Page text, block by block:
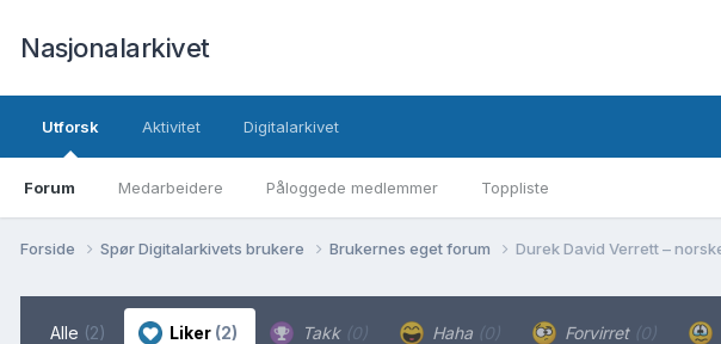
Nasjonalarkivet
Utforsk
Forum Medarbeidere Påloggede medlemmer Toppliste
Aktivitet Digitalarkivet
Forside Spør Digitalarkivets brukere Brukernes eget forum Durek David Verrett –
Alle (2) Liker (2) Takk (0) Haha (0) Forvirret (0)